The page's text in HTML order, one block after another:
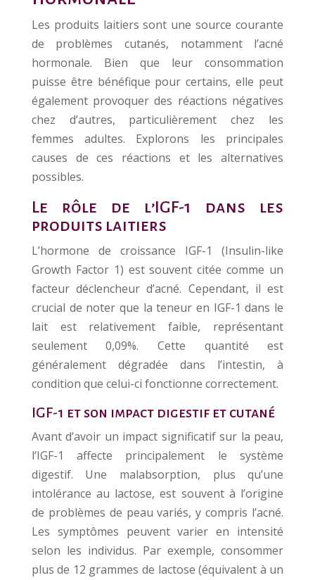
Les produits laitiers sont une source courante
de problèmes cutanés, notamment l’acné
hormonale. Bien que leur consommation
puisse être bénéfique pour certains, elle peut
également provoquer des réactions négatives
chez d’autres, particulièrement chez les
femmes adultes. Explorons les principales
causes de ces réactions et les alternatives
possibles.
Le rôle de l’IGF-1 dans les
produits laitiers
L’hormone de croissance IGF-1 (Insulin-like
Growth Factor 1) est souvent citée comme un
facteur déclencheur d’acné. Cependant, il est
crucial de noter que la teneur en IGF-1 dans le
lait est relativement faible, représentant
seulement 0,09%. Cette quantité est
généralement dégradée dans l’intestin, à
condition que celui-ci fonctionne correctement.
IGF-1 et son impact digestif et cutané
Avant d’avoir un impact significatif sur la peau,
l’IGF-1 affecte principalement le système
digestif. Une malabsorption, plus qu’une
intolérance au lactose, est souvent à l’origine
de problèmes de peau variés, y compris l’acné.
Les symptômes peuvent varier en intensité
selon les individus. Par exemple, consommer
plus de 12 grammes de lactose (équivalent à un